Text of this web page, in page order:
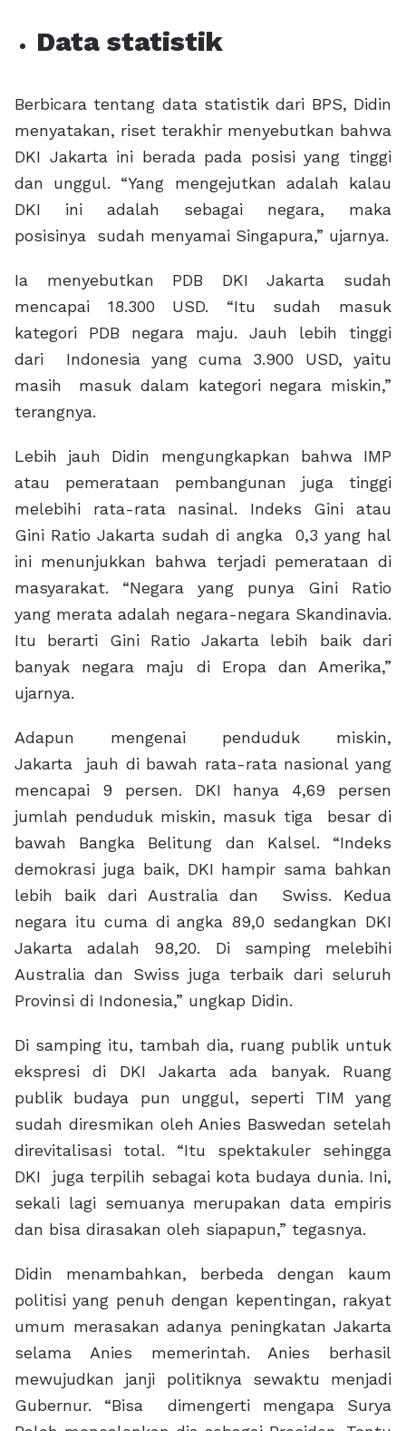
Data statistik
Berbicara tentang data statistik dari BPS, Didin
menyatakan, riset terakhir menyebutkan bahwa
DKI Jakarta ini berada pada posisi yang tinggi
dan unggul. “Yang mengejutkan adalah kalau
DKI ini adalah sebagai negara, maka
posisinya sudah menyamai Singapura,” ujarnya.
Ia menyebutkan PDB DKI Jakarta sudah
mencapai 18.300 USD. “Itu sudah masuk
kategori PDB negara maju. Jauh lebih tinggi
dari Indonesia yang cuma 3.900 USD, yaitu
masih masuk dalam kategori negara miskin,”
terangnya.
Lebih jauh Didin mengungkapkan bahwa IMP
atau pemerataan pembangunan juga tinggi
melebihi rata-rata nasinal. Indeks Gini atau
Gini Ratio Jakarta sudah di angka 0,3 yang hal
ini menunjukkan bahwa terjadi pemerataan di
masyarakat. “Negara yang punya Gini Ratio
yang merata adalah negara-negara Skandinavia.
Itu berarti Gini Ratio Jakarta lebih baik dari
banyak negara maju di Eropa dan Amerika,”
ujarnya.
Adapun mengenai penduduk miskin,
Jakarta jauh di bawah rata-rata nasional yang
mencapai 9 persen. DKI hanya 4,69 persen
jumlah penduduk miskin, masuk tiga besar di
bawah Bangka Belitung dan Kalsel. “Indeks
demokrasi juga baik, DKI hampir sama bahkan
lebih baik dari Australia dan Swiss. Kedua
negara itu cuma di angka 89,0 sedangkan DKI
Jakarta adalah 98,20. Di samping melebihi
Australia dan Swiss juga terbaik dari seluruh
Provinsi di Indonesia,” ungkap Didin.
Di samping itu, tambah dia, ruang publik untuk
ekspresi di DKI Jakarta ada banyak. Ruang
publik budaya pun unggul, seperti TIM yang
sudah diresmikan oleh Anies Baswedan setelah
direvitalisasi total. “Itu spektakuler sehingga
DKI juga terpilih sebagai kota budaya dunia. Ini,
sekali lagi semuanya merupakan data empiris
dan bisa dirasakan oleh siapapun,” tegasnya.
Didin menambahkan, berbeda dengan kaum
politisi yang penuh dengan kepentingan, rakyat
umum merasakan adanya peningkatan Jakarta
selama Anies memerintah. Anies berhasil
mewujudkan janji politiknya sewaktu menjadi
Gubernur. “Bisa dimengerti mengapa Surya